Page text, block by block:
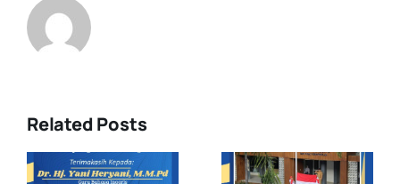
Related Posts
Upacara
Pengibaran